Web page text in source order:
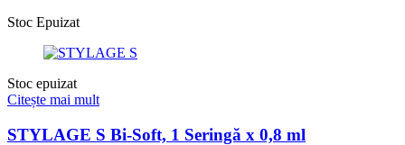
Stoc Epuizat
Stoc epuizat
Citește mai mult
STYLAGE S Bi-Soft, 1 Seringă x 0,8 ml